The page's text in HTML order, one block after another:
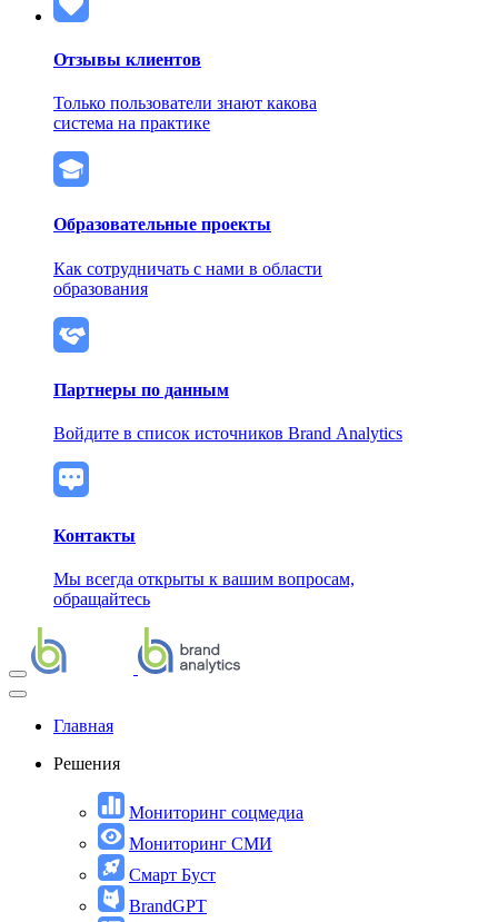
Отзывы клиентов
Только пользователи знают какова
система на практике
Образовательные проекты
Как сотрудничать с нами в области
образования
Партнеры по данным
Войдите в список источников Brand Analytics
Контакты
Мы всегда открыты к вашим вопросам,
обращайтесь
Главная
Решения
Мониторинг соцмедиа
Мониторинг СМИ
Смарт Буст
BrandGPT